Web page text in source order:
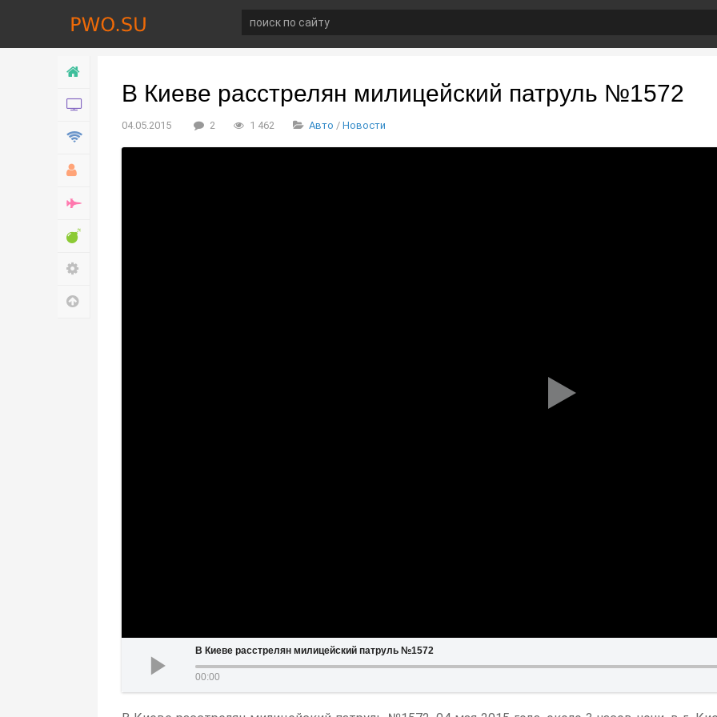
Новости
В Киеве расстрелян милицейский патруль №1572
04.05.2015 2 1 462 Авто / Новости
В Киеве расстрелян милицейский патруль №1572
00:00